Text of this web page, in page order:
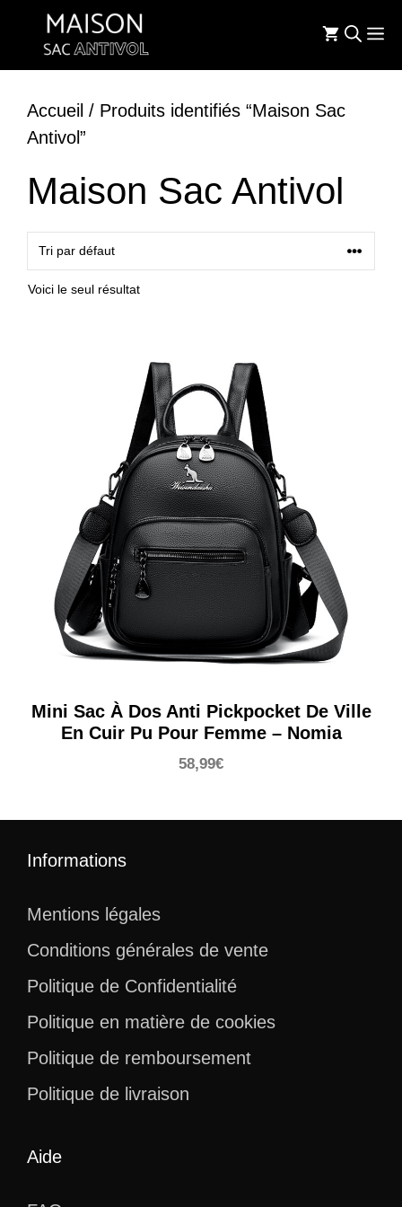
contenu
Accueil / Produits identifiés “Maison Sac
Antivol”
Maison Sac Antivol
Voici le seul résultat
Mini Sac À Dos Anti Pickpocket De Ville
En Cuir Pu Pour Femme – Nomia
58,99€
Informations
Mentions légales
Conditions générales de vente
Politique de Confidentialité
Politique en matière de cookies
Politique de remboursement
Politique de livraison
Aide